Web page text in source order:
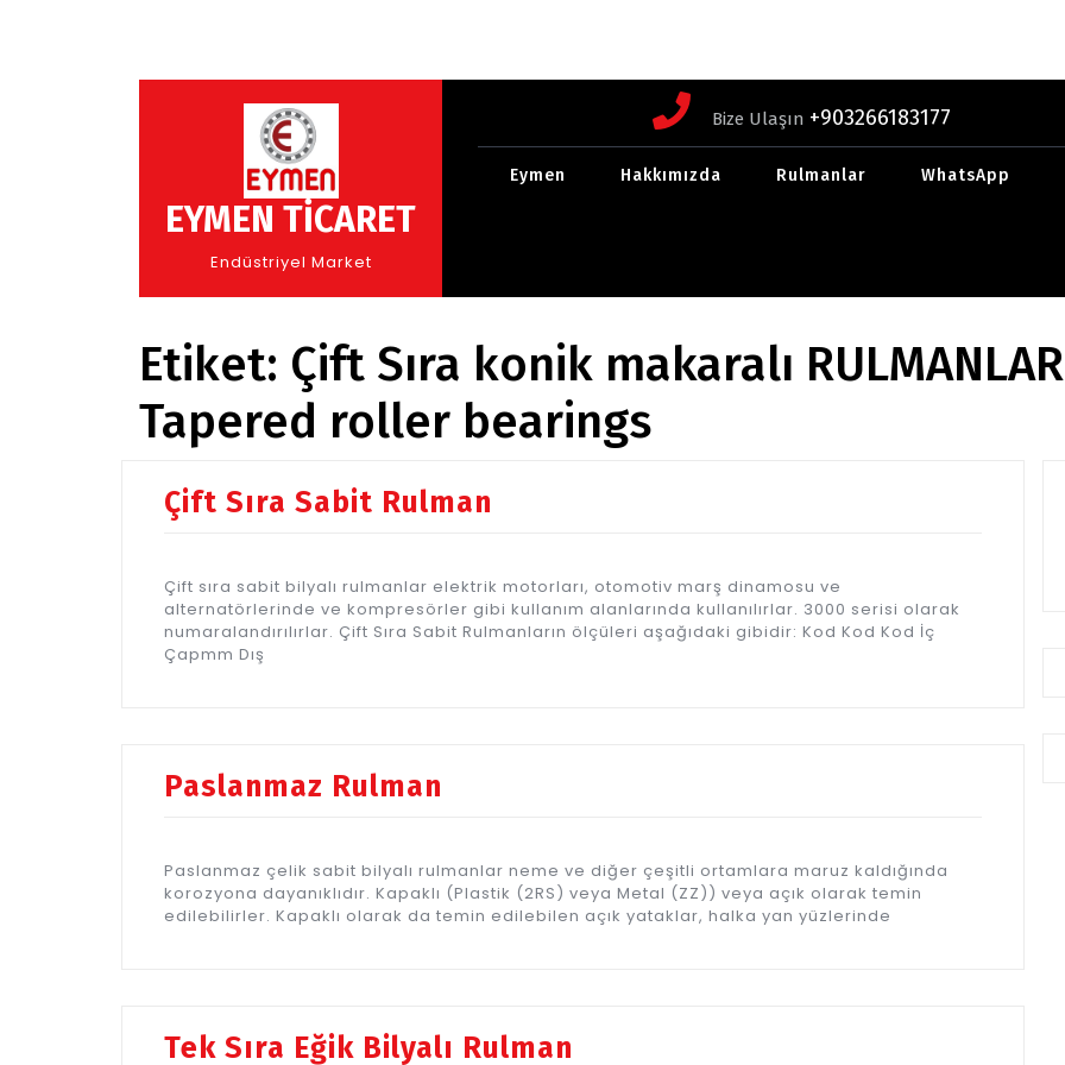
EYMEN TİCARET
Endüstriyel Market
Bize Ulaşın +903266183177
Eymen Hakkımızda Rulmanlar WhatsApp
Etiket: Çift Sıra konik makaralı
Tapered roller bearings
Çift Sıra Sabit Rulman
Çift sıra sabit bilyalı rulmanlar elektrik motorları, otomotiv marş dinamosu ve
alternatörlerinde ve kompresörler gibi kullanım alanlarında kullanılırlar. 3000 serisi olarak
numaralandırılırlar. Çift Sıra Sabit Rulmanların ölçüleri aşağıdaki gibidir: Kod Kod Kod İç
Çapmm Dış
Paslanmaz Rulman
Paslanmaz çelik sabit bilyalı rulmanlar neme ve diğer çeşitli ortamlara maruz kaldığında
korozyona dayanıklıdır. Kapaklı (Plastik (2RS) veya Metal (ZZ)) veya açık olarak temin
edilebilirler. Kapaklı olarak da temin edilebilen açık yataklar, halka yan yüzlerinde
Tek Sıra Eğik Bilyalı Rulman